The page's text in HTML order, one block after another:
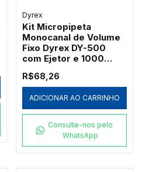
Dyrex
Kit Micropipeta
Monocanal de Volume
Fixo Dyrex DY-500
com Ejetor e 1000
Redplast 500µL
R$68,26
ADICIONAR AO CARRINHO
Consulte-nos pelo
WhatsApp